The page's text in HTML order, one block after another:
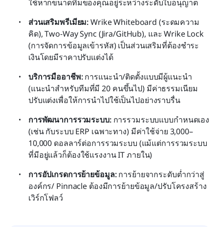
ใช้หากขนาดทีมของคุณอยู่ระหว่างระดับใบอนุญาต
ส่วนเสริมพรีเมียม: Wrike Whiteboard (ระดมความ
คิด), Two-Way Sync (Jira/GitHub), และ Wrike Lock
(การจัดการข้อมูลเข้ารหัส) เป็นส่วนเสริมที่ต้องชำระ
เงินโดยมีราคาปรับแต่งได้
บริการมืออาชีพ: การแนะนำ/ติดตั้งแบบมีผู้แนะนำ
(แนะนำสำหรับทีมที่มี 20 คนขึ้นไป) มีค่าธรรมเนียม
ปรับแต่งเพื่อให้การนำไปใช้เป็นไปอย่างราบรื่น
การพัฒนาการรวมระบบ: การรวมระบบแบบกำหนดเอง
(เช่น กับระบบ ERP เฉพาะทาง) มีค่าใช้จ่าย 3,000–
10,000 ดอลลาร์ต่อการรวมระบบ (แม้แต่การรวมระบบ
ที่มีอยู่แล้วก็ต้องใช้แรงงาน IT ภายใน)
การอัปเกรดการย้ายข้อมูล: การย้ายจากระดับต่ำกว่าสู่
องค์กร/ Pinnacle ต้องมีการย้ายข้อมูล/ปรับโครงสร้าง
เวิร์กโฟลว์